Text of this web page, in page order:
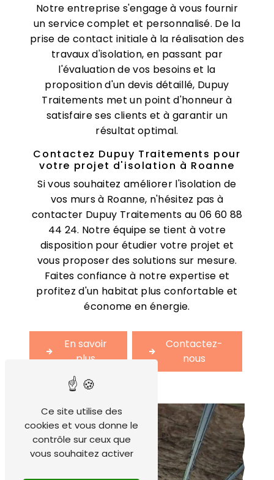
Notre entreprise s'engage à vous fournir
un service complet et personnalisé. De la
prise de contact initiale à la réalisation des
travaux d'isolation, en passant par
l'évaluation de vos besoins et la
proposition d'un devis détaillé, Dupuy
Traitements met un point d'honneur à
satisfaire ses clients et à garantir un
résultat optimal.
Contactez Dupuy Traitements pour
votre projet d'isolation à Roanne
Si vous souhaitez améliorer l'isolation de
vos murs à Roanne, n'hésitez pas à
contacter Dupuy Traitements au 06 60 88
44 24. Notre équipe se tient à votre
disposition pour étudier votre projet et
vous proposer des solutions sur mesure.
Faites confiance à notre expertise et
profitez d'un habitat plus confortable et
économe en énergie.
En savoir
plus
Contactez-
nous
Ce site utilise des
cookies et vous donne le
contrôle sur ceux que
vous souhaitez activer